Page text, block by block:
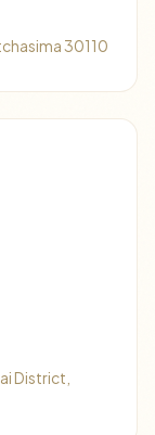
30110
District,